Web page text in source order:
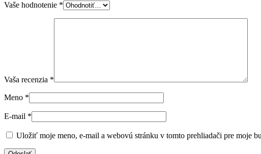
Vaše hodnotenie *
Vaša recenzia *
Meno *
E-mail *
Uložiť moje meno, e-mail a webovú stránku v tomto prehliadači pre moje